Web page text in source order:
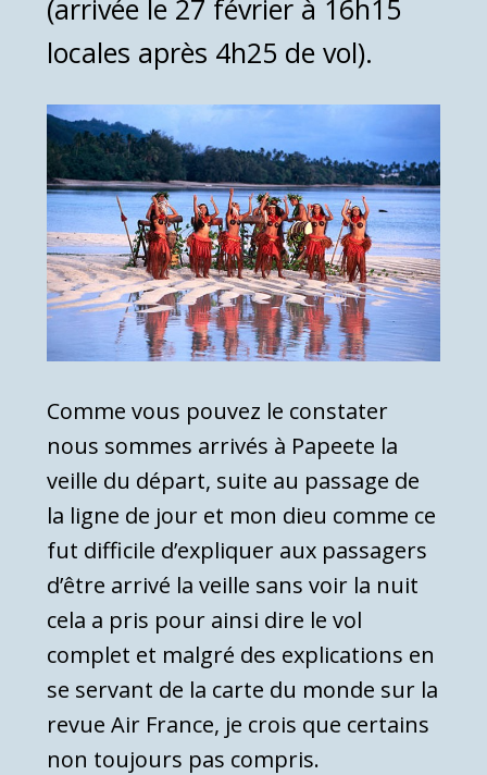
(arrivée le 27 février à 16h15
locales après 4h25 de vol).
Comme vous pouvez le constater
nous sommes arrivés à Papeete la
veille du départ, suite au passage de
la ligne de jour et mon dieu comme ce
fut difficile d’expliquer aux passagers
d’être arrivé la veille sans voir la nuit
cela a pris pour ainsi dire le vol
complet et malgré des explications en
se servant de la carte du monde sur la
revue Air France, je crois que certains
non toujours pas compris.